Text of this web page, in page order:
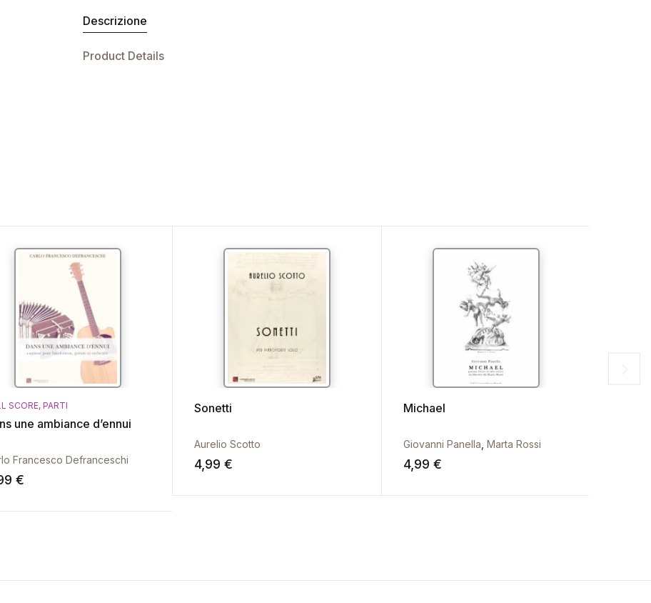
Descrizione
Product Details
SCORE, PARTI
une ambiance d’ennui
Francesco Defranceschi
€
Sonetti
Aurelio Scotto
4,99 €
Michael
Giovanni Panella Marta Rossi
4,99 €